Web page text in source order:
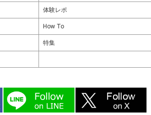
体験レポ
How To
特集